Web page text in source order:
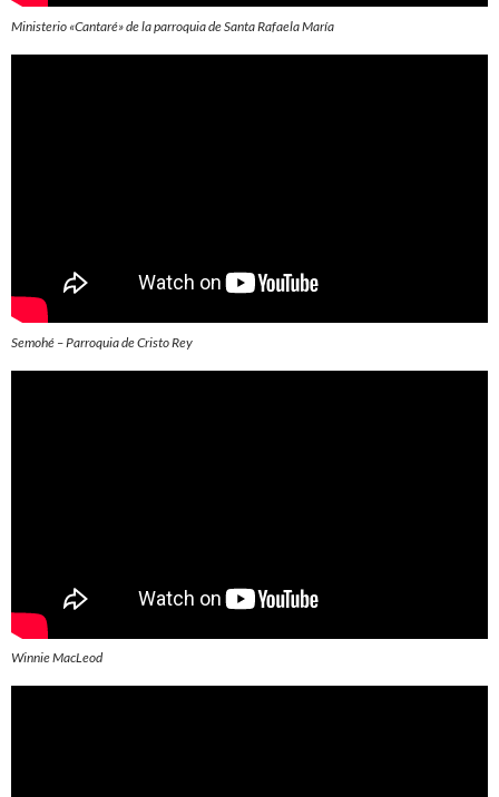
Ministerio «Cantaré» de la parroquia de Santa Rafaela María
Semohé – Parroquia de Cristo Rey
Winnie MacLeod